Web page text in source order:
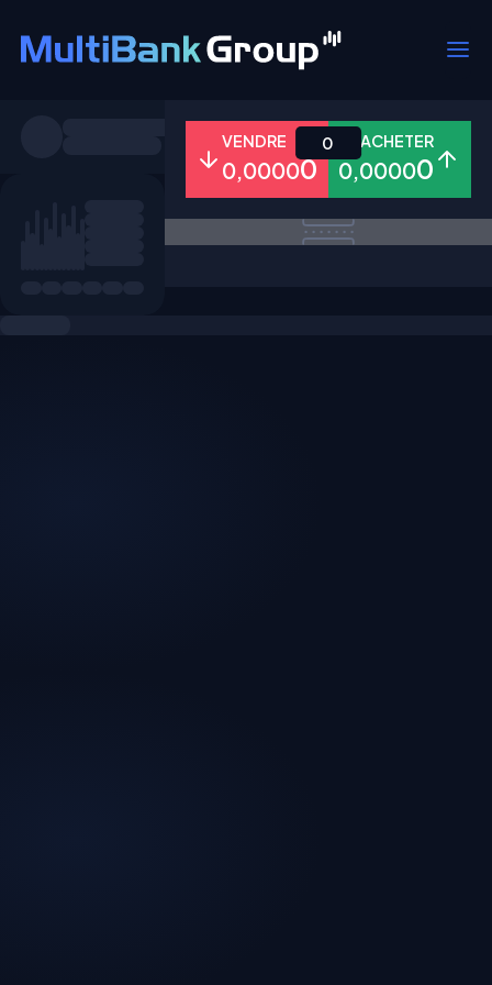
Tous Forex Métaux Actions
VENDRE
0,00000
ACHETER
0,00000
0